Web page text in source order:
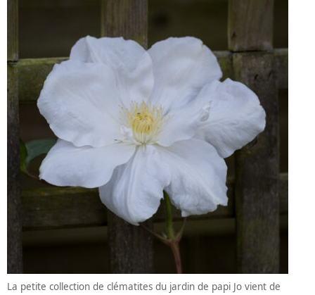
La petite collection de clématites du jardin de papi Jo vient de